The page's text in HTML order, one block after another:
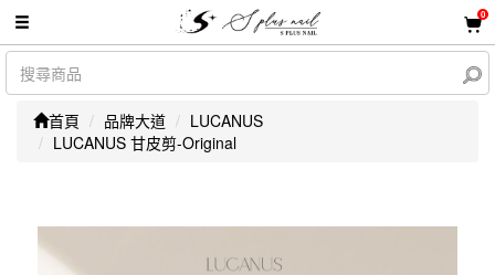
0
首頁 品牌大道
LUCANUS
LUCANUS 甘皮剪-Original